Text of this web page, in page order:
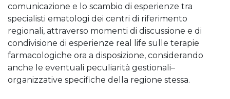
comunicazione e lo scambio di esperienze tra
specialisti ematologi dei centri di riferimento
regionali, attraverso momenti di discussione e di
condivisione di esperienze real life sulle terapie
farmacologiche ora a disposizione, considerando
anche le eventuali peculiarità gestionali–
organizzative specifiche della regione stessa.​